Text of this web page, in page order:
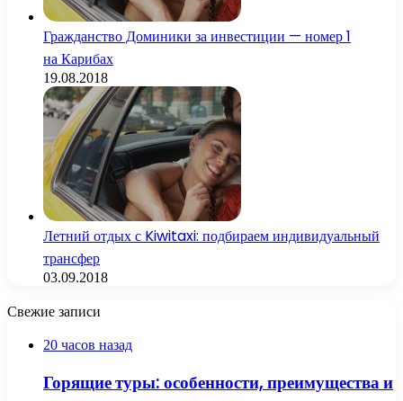
Гражданство Доминики за инвестиции — номер 1
на Карибах
19.08.2018
Летний отдых с Kiwitaxi: подбираем индивидуальный
трансфер
03.09.2018
Свежие записи
20 часов назад
Горящие туры: особенности, преимущества и